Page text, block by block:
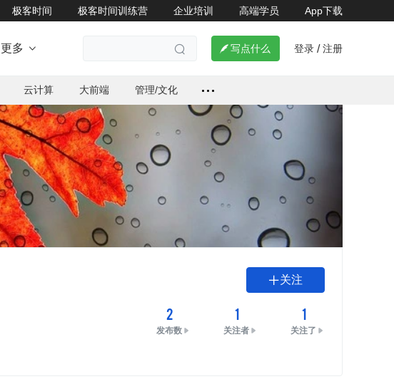
极客时间 极客时间训练营 企业培训 高端学员 App下载
更多    写点什么 登录 / 注册
云计算 大前端 管理/文化
关注
2
发布数
1
关注者
1
关注了